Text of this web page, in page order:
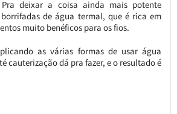
deixar a coisa ainda mais potente
de água termal, que é rica em
muito benéficos para os fios.
as várias formas de usar água
cauterização dá pra fazer, e o resultado é